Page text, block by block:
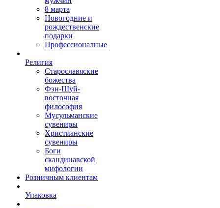
8 марта
Новогодние и
рождественские
подарки
Профессионалные
Религия
Старославяские
божества
Фэн-Шуй-
восточная
философия
Мусульманские
сувениры
Христианские
сувениры
Боги
скандинавской
мифологии
Розничным клиентам
Упаковка